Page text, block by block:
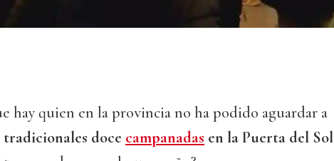
hay quien en la provincia no ha podido aguardar a
tradicionales doce campanadas en la Puerta del Sol